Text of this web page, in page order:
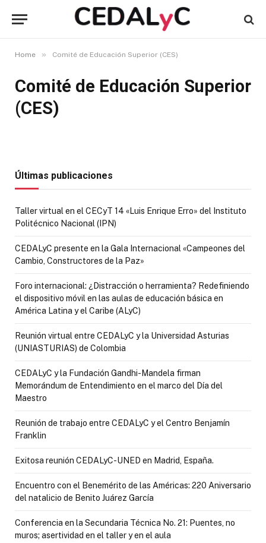
Home » Comité de Educación Superior (CES)
Comité de Educación Superior
(CES)
Últimas publicaciones
Taller virtual en el CECyT 14 «Luis Enrique Erro» del Instituto
Politécnico Nacional (IPN)
CEDALyC presente en la Gala Internacional «Campeones del
Cambio, Constructores de la Paz»
Foro internacional: ¿Distracción o herramienta? Redefiniendo
el dispositivo móvil en las aulas de educación básica en
América Latina y el Caribe (ALyC)
Reunión virtual entre CEDALyC y la Universidad Asturias
(UNIASTURIAS) de Colombia
CEDALyC y la Fundación Gandhi-Mandela firman
Memorándum de Entendimiento en el marco del Día del
Maestro
Reunión de trabajo entre CEDALyC y el Centro Benjamín
Franklin
Exitosa reunión CEDALyC-UNED en Madrid, España.
Encuentro con el Benemérito de las Américas: 220 Aniversario
del natalicio de Benito Juárez García
Conferencia en la Secundaria Técnica No. 21: Puentes, no
muros; asertividad en el taller y en el aula